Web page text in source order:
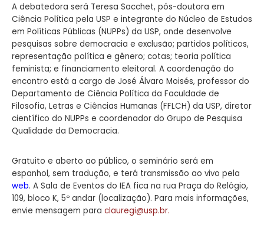
A debatedora será Teresa Sacchet, pós-doutora em
Ciência Política pela USP e integrante do Núcleo de Estudos
em Políticas Públicas (NUPPs) da USP, onde desenvolve
pesquisas sobre democracia e exclusão; partidos políticos,
representação política e gênero; cotas; teoria política
feminista; e financiamento eleitoral. A coordenação do
encontro está a cargo de José Álvaro Moisés, professor do
Departamento de Ciência Política da Faculdade de
Filosofia, Letras e Ciências Humanas (FFLCH) da USP, diretor
científico do NUPPs e coordenador do Grupo de Pesquisa
Qualidade da Democracia.
Gratuito e aberto ao público, o seminário será em
espanhol, sem tradução, e terá transmissão ao vivo pela
web. A Sala de Eventos do IEA fica na rua Praça do Relógio,
109, bloco K, 5º andar (localização). Para mais informações,
envie mensagem para clauregi@usp.br.